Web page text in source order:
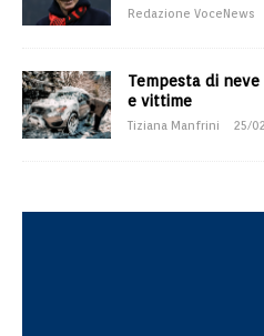
Redazione VoceNews
Tempesta di
e vittime
Tiziana Manfrini 25/